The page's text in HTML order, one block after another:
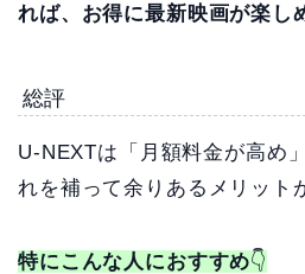
れば、お得に最新映画が楽し
総評
U-NEXTは「月額料金が高め
れを補って余りあるメリット
特にこんな人におすすめ👇